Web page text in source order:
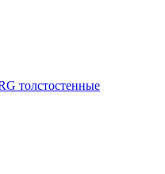
толстостенные